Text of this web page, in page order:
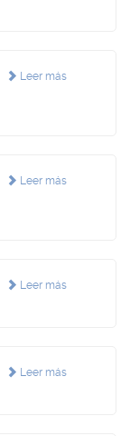
Leer más
Leer más
Leer más
Leer más